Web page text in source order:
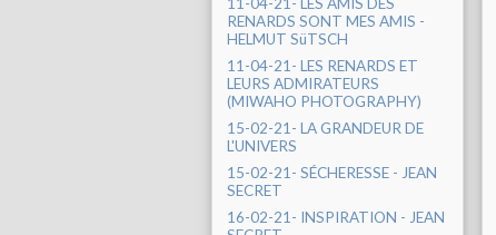
RENARDS SONT MES AMIS -
HELMUT SüTSCH
11-04-21- LES RENARDS ET
LEURS ADMIRATEURS
(MIWAHO PHOTOGRAPHY)
15-02-21- LA GRANDEUR DE
L'UNIVERS
15-02-21- SÉCHERESSE - JEAN
SECRET
16-02-21- INSPIRATION - JEAN